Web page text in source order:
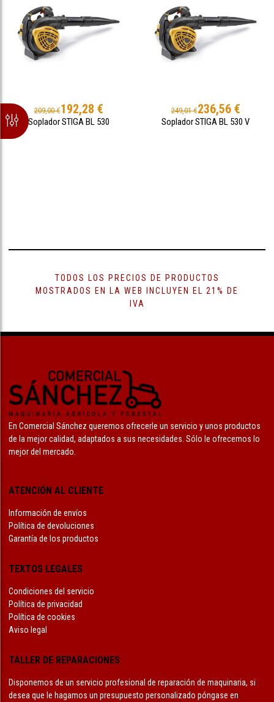
209,00 €192,28 €
Soplador STIGA BL 530
249,01 €236,56 €
Soplador STIGA BL 530 V
TODOS LOS PRECIOS DE PRODUCTOS
MOSTRADOS EN LA WEB INCLUYEN EL 21% DE
IVA
En Comercial Sánchez queremos ofrecerle un servicio y unos productos
de la mejor calidad, adaptados a sus necesidades. Sólo le ofrecemos lo
mejor del mercado.
ATENCIÓN AL CLIENTE
Información de envíos
Política de devoluciones
Garantía de los productos
TEXTOS LEGALES
Condiciones del servicio
Política de privacidad
Política de cookies
Aviso legal
TALLER DE REPARACIONES
Disponemos de un servicio profesional de reparación de maquinaria, si
desea que le hagamos un presupuesto personalizado póngase en